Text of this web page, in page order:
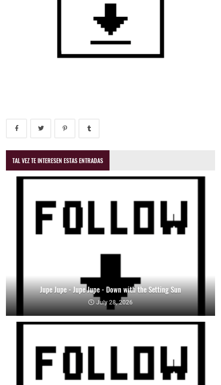
TAL VEZ TE INTERESEN ESTAS ENTRADAS
Jupe Jupe - Jupe Jupe - Down with the Setting Sun
July 28, 2026